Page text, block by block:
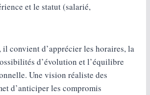
et le statut (salarié,
il convient d’apprécier les horaires, la
d’évolution et l’équilibre
Une vision réaliste des
d’anticiper les compromis